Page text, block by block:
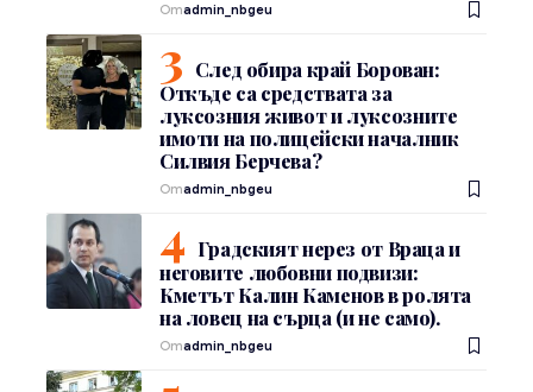
Отadmin_nbgeu
След обира край Борован:
Откъде са средствата за
луксозния живот и луксозните
имоти на полицейски началник
Силвия Берчева?
Отadmin_nbgeu
Градският нерез от Враца и
неговите любовни подвизи:
Кметът Калин Каменов в ролята
на ловец на сърца (и не само).
Отadmin_nbgeu